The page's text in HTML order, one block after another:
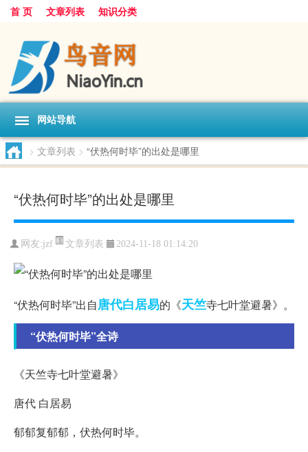
首 页 文章列表 知识分类
网站导航
> 文章列表 > “伏热何时毕”的出处是哪里
“伏热何时毕”的出处是哪里
网友:jzf 文章列表 2024-11-18 01:14:20
“伏热何时毕”出自唐代白居易的《天竺寺七叶堂避暑》。
“伏热何时毕”全诗
《天竺寺七叶堂避暑》
唐代 白居易
郁郁复郁郁，伏热何时毕。